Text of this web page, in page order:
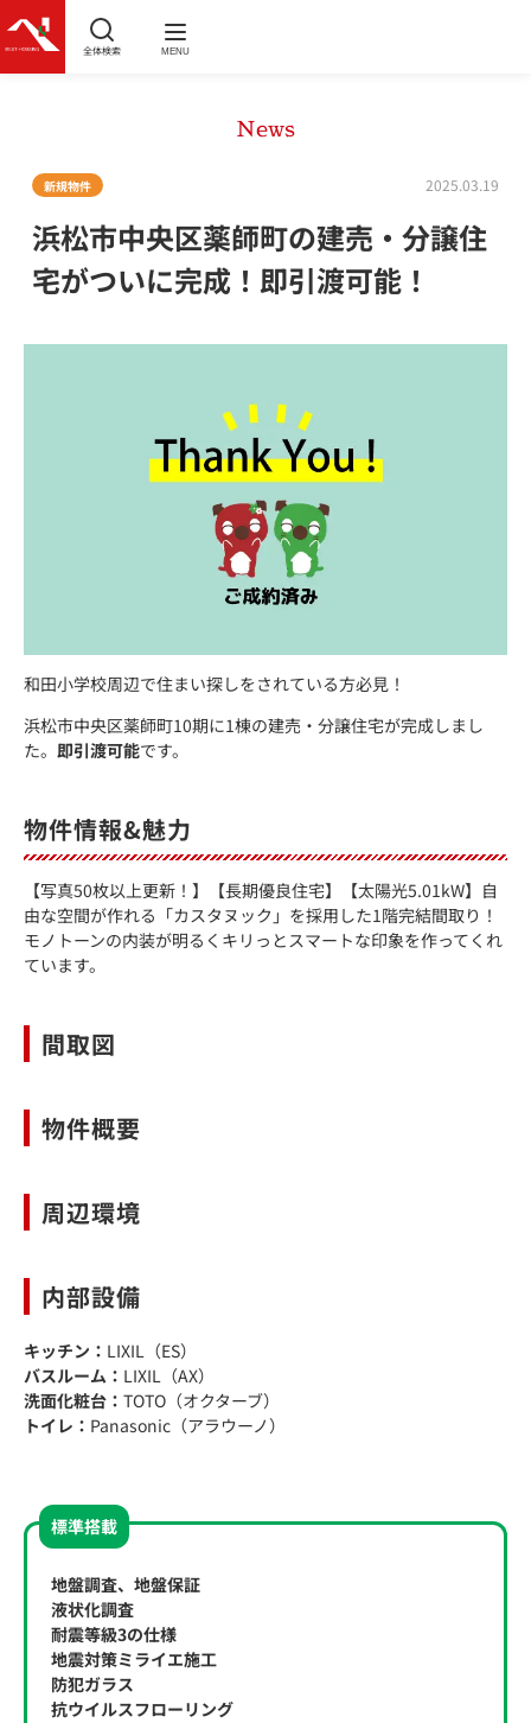
全体検索 MENU
News
新規物件 2025.03.19
浜松市中央区薬師町の建売・分譲住
宅がついに完成！即引渡可能！
和田小学校周辺で住まい探しをされている方必見！
浜松市中央区薬師町10期に1棟の建売・分譲住宅が完成しまし
た。 即引渡可能です。
物件情報&魅力
【写真50枚以上更新！】【長期優良住宅】【太陽光5.01kW】自
由な空間が作れる「カスタヌック」を採用した1階完結間取り！
モノトーンの内装が明るくキリっとスマートな印象を作ってくれ
ています。
間取図
物件概要
周辺環境
内部設備
キッチン： LIXIL（ES）
バスルーム： LIXIL（AX）
洗面化粧台： TOTO（オクターブ）
トイレ： Panasonic（アラウーノ）
標準搭載
地盤調査、地盤保証
液状化調査
耐震等級3の仕様
地震対策ミライエ施工
防犯ガラス
抗ウイルスフローリング